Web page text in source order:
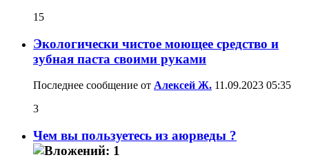
15
Экологически чистое моющее средство и
зубная паста своими руками
Последнее сообщение от Алексей Ж. 11.09.2023 05:35
3
Чем вы пользуетесь из аюрведы ?